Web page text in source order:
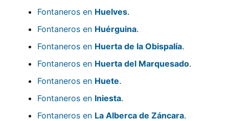
Fontaneros en Huelves.
Fontaneros en Huérguina.
Fontaneros en Huerta de la Obispalía.
Fontaneros en Huerta del Marquesado.
Fontaneros en Huete.
Fontaneros en Iniesta.
Fontaneros en La Alberca de Záncara.